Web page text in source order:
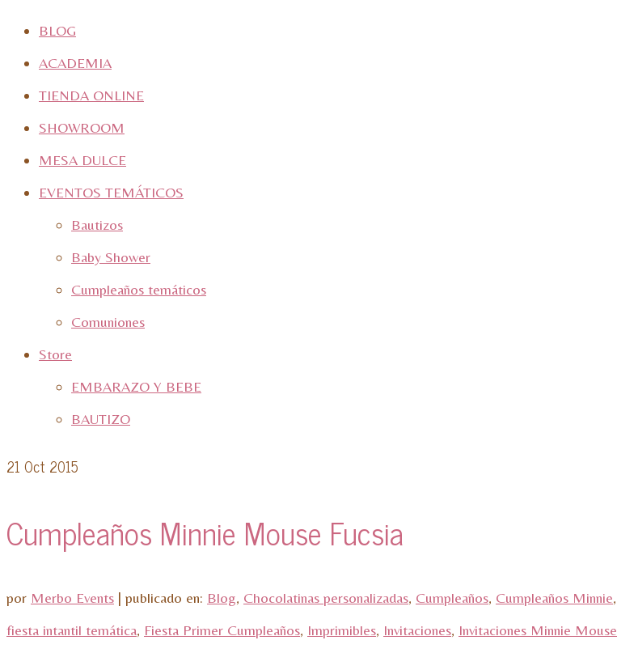
BLOG
ACADEMIA
TIENDA ONLINE
SHOWROOM
MESA DULCE
EVENTOS TEMÁTICOS
Bautizos
Baby Shower
Cumpleaños temáticos
Comuniones
Store
EMBARAZO Y BEBE
BAUTIZO
21 Oct 2015
Cumpleaños Minnie Mouse Fucsia
por Merbo Events | publicado en: Blog, Chocolatinas personalizadas, Cumpleaños, Cumpleaños Minnie,
fiesta intantil temática, Fiesta Primer Cumpleaños, Imprimibles, Invitaciones, Invitaciones Minnie Mouse